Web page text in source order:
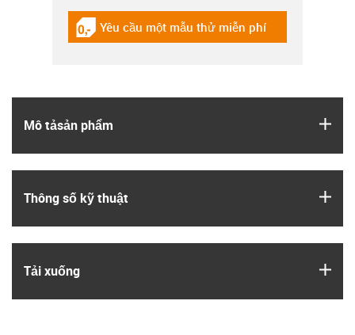
Mô tả­sản phẩm
Thông số kỹ thuật
Tải xuống
igus-icon-gratismuster
Yêu cầu một mẫu thử miễn phí